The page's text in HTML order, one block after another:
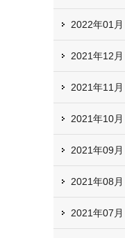
2022年01月
2021年12月
2021年11月
2021年10月
2021年09月
2021年08月
2021年07月